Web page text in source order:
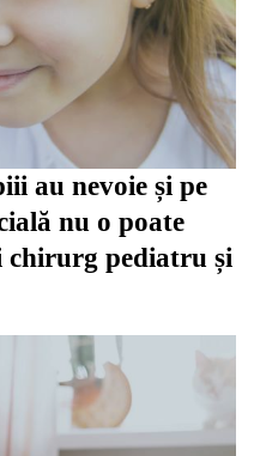
au nevoie și pe
nu o poate
pediatru și